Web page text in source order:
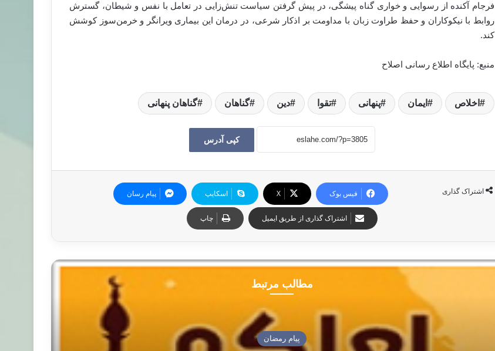
فرجام آکنده از رسوایی و خواری گناه پیشگی، در پیش گرفتن سیاست تنش‌زایی در تعامل با نفس و شیطان، گسترش
روابط با نیکوکاران و حفظ طراوت زبان با مداومت بر اذکار شرعی، در درمان این بیماری ویرانگر و خرمن‌سوز کوشش
کند.
منبع: پایگاه اطلاع رسانی اصلاح
اخلاص ایمان پنهانی تقوا دین گناهان گناهان پنهانی
کپی آدرس
اشتراک گذاری فیس بوک X اسکایپ پیام رسان
اشتراک گذاری از طریق ایمیل چاپ
مطالب مرتبط
پیام رمضان